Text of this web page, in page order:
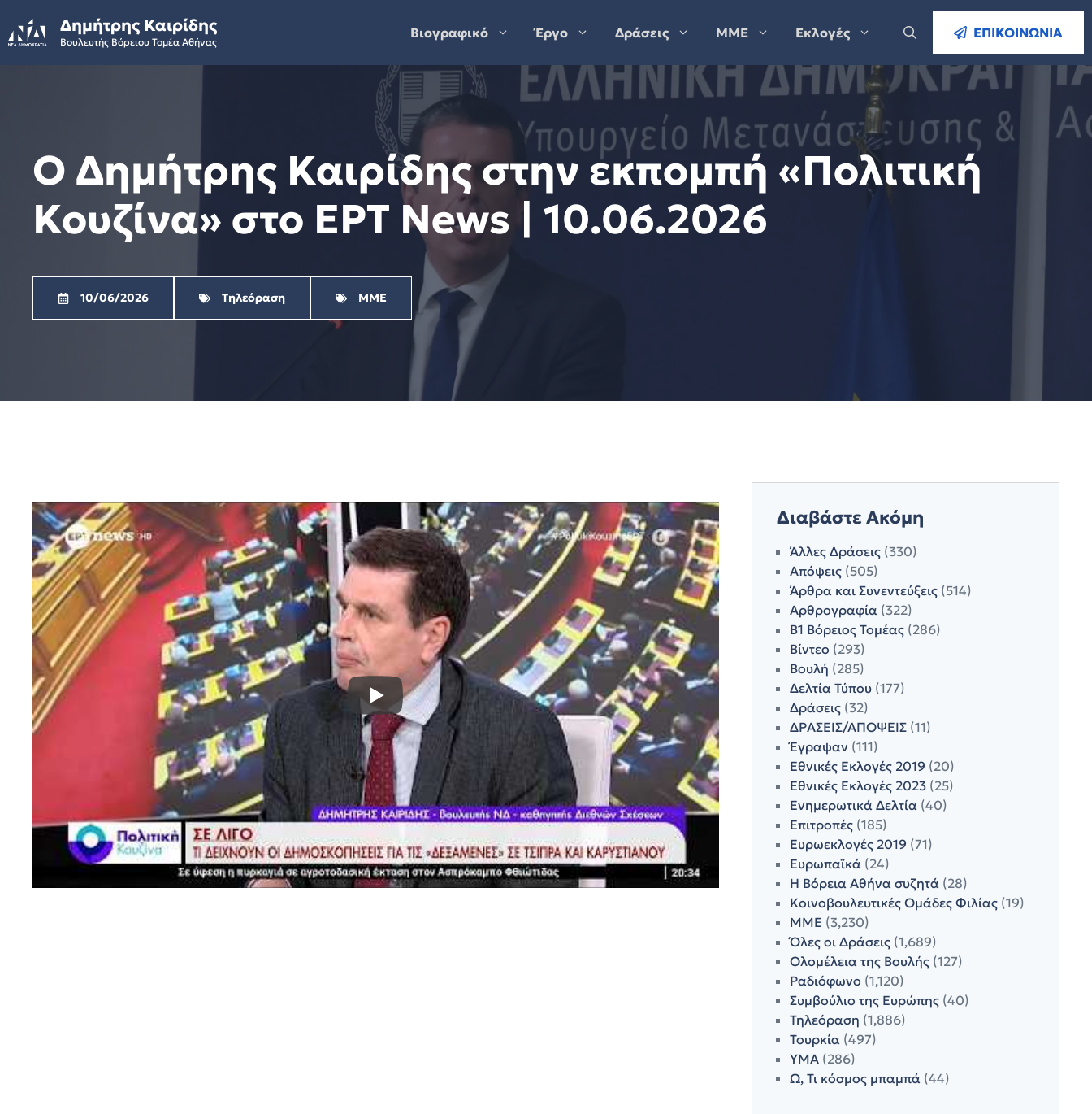
to
content
Δημήτρης Καιρίδης
Βουλευτής Βόρειου Τομέα Αθήνας
Βιογραφικό Έργο Δράσεις ΜΜΕ Εκλογές ΕΠΙΚΟΙΝΩΝΙΑ
Ο Δημήτρης Καιρίδης στην εκπομπή «Πολιτική
Κουζίνα» στο ΕΡΤ News | 10.06.2026
10/06/2026 Τηλεόραση ΜΜΕ
Διαβάστε Ακόμη
Άλλες Δράσεις(330)
Απόψεις(505)
Άρθρα και Συνεντεύξεις(514)
Αρθρογραφία(322)
Β1 Βόρειος Τομέας(286)
Βίντεο (293)
Βουλή (285)
Δελτία Τύπου(177)
Δράσεις(32)
ΔΡΑΣΕΙΣ/ΑΠΟΨΕΙΣ(11)
Έγραψαν (111)
Εθνικές Εκλογές 2019 (20)
Εθνικές Εκλογές 2023(25)
Ενημερωτικά Δελτία(40)
Επιτροπές(185)
Ευρωεκλογές 2019 (71)
Ευρωπαϊκά(24)
Η Βόρεια Αθήνα συζητά(28)
Κοινοβουλευτικές Ομάδες Φιλίας(19)
ΜΜΕ (3,230)
Όλες οι Δράσεις(1,689)
Ολομέλεια της Βουλής(127)
Ραδιόφωνο (1,120)
Συμβούλιο της Ευρώπης(40)
Τηλεόραση (1,886)
Τουρκία(497)
ΥΜΑ(286)
Ω, Τι κόσμος μπαμπά(44)